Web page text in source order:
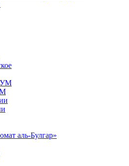
аль-Булгар»